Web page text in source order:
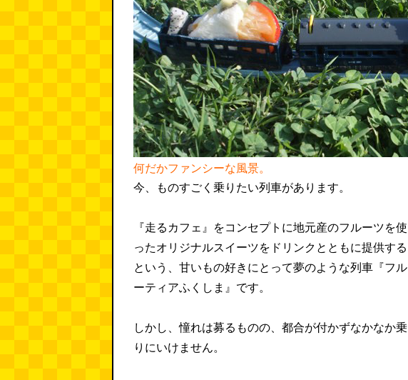
何だかファンシーな風景。
今、ものすごく乗りたい列車があります。
『走るカフェ』をコンセプトに地元産のフルーツを使
ったオリジナルスイーツをドリンクとともに提供する
という、甘いもの好きにとって夢のような列車『フル
ーティアふくしま』です。
しかし、憧れは募るものの、都合が付かずなかなか乗
りにいけません。